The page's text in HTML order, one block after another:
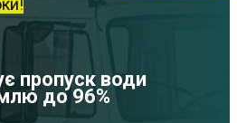
пропуск води
до 96%